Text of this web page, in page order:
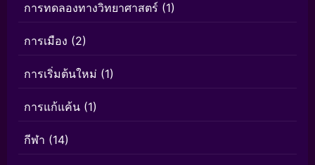
การทดลองทางวิทยาศาสตร์ (1)
การเมือง (2)
การเริ่มต้นใหม่ (1)
การแก้แค้น (1)
กีฬา (14)